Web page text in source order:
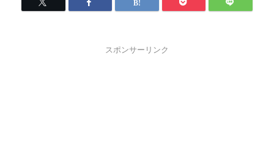
スポンサーリンク